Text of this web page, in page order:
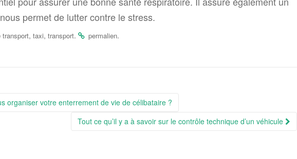
permet de lutter contre le stress.
transport, taxi, transport. permalien.
organiser votre enterrement de vie de célibataire ?
Tout ce qu’il y a à savoir sur le contrôle technique d’un véhicule